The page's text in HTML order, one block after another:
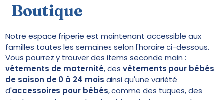
Boutique
Notre espace friperie est maintenant accessible aux
familles toutes les semaines selon l'horaire ci-dessous.
Vous pourrez y trouver des items seconde main :
vêtements de maternité, desvêtements pour bébés
de saison de 0 à 24 mois ainsi qu'une variété
d'accessoires pour bébés, comme des tuques, des